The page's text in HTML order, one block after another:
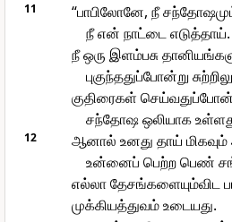
11
“பாபிலோனே, நீ
நீ என் நாட்டை எடுத்தாய்.
நீ ஒரு இளம்பசு
புகுந்ததுப்போன்று
குதிரைகள்
சந்தோஷ ஒலியாக
12
ஆனால் உனது தாய்
உன்னைப் பெற்ற பெண்
எல்லா தேசங்களையும்விட
முக்கியத்துவம் உடையது.